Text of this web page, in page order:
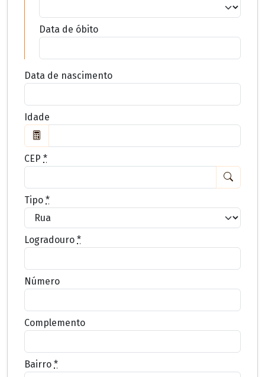
Data de óbito
Data de nascimento
Idade
CEP *
Tipo *
Logradouro *
Número
Complemento
Bairro *